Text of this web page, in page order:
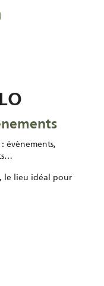
évènements,
le lieu idéal pour